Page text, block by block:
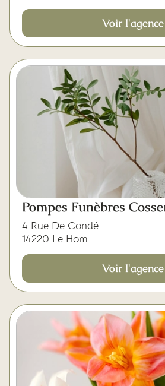
Voir l'agence
Pompes Funèbres
4 Rue De Condé
14220 Le Hom
Voir l'agence